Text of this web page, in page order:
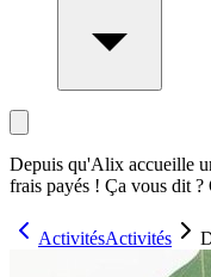
Depuis qu'Alix accueille
frais payés ! Ça vous dit ?
ActivitésActivités